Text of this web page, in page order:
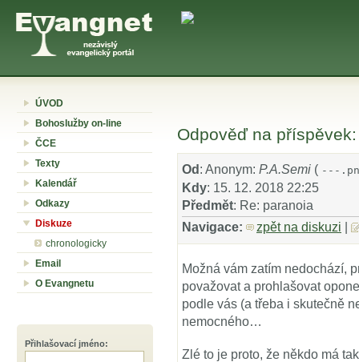
ÚVOD
Bohoslužby on-line
ČCE
Texty
Kalendář
Odkazy
Diskuze
chronologicky
Email
O Evangnetu
Přihlašovací jméno:
Odpověď na
Od : Anonym: P.A.Semi ( ---
Kdy: 15. 12. 2018 22:25
Předmět: Re: paranoia
Navigace:
zpět na diskuzi
Možná vám zatím nedochází,
považovat a prohlašovat
podle vás (a třeba i skutečně
nemocného…
Zlé to je proto, že někdo má